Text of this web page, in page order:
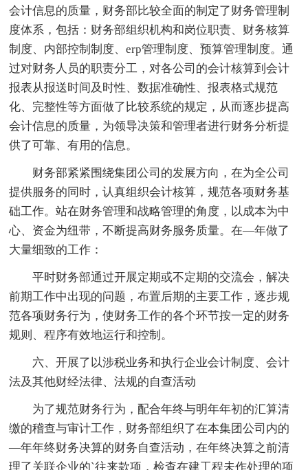
会计信息的质量，财务部比较全面的制定了财务管理制
度体系，包括：财务部组织机构和岗位职责、财务核算
制度、内部控制制度、erp管理制度、预算管理制度。通
过对财务人员的职责分工，对各公司的会计核算到会计
报表从报送时间及时性、数据准确性、报表格式规范
化、完整性等方面做了比较系统的规定，从而逐步提高
会计信息的质量，为领导决策和管理者进行财务分析提
供了可靠、有用的信息。
财务部紧紧围绕集团公司的发展方向，在为全公司
提供服务的同时，认真组织会计核算，规范各项财务基
础工作。站在财务管理和战略管理的角度，以成本为中
心、资金为纽带，不断提高财务服务质量。在—年做了
大量细致的工作：
平时财务部通过开展定期或不定期的交流会，解决
前期工作中出现的问题，布置后期的主要工作，逐步规
范各项财务行为，使财务工作的各个环节按一定的财务
规则、程序有效地运行和控制。
六、开展了以涉税业务和执行企业会计制度、会计
法及其他财经法律、法规的自查活动
为了规范财务行为，配合年终与明年年初的汇算清
缴的稽查与审计工作，财务部组织了在本集团公司内的
—年年终财务决算的财务自查活动，在年终决算之前清
理了关联企业的`往来款项，检查在建工程未作处理的项